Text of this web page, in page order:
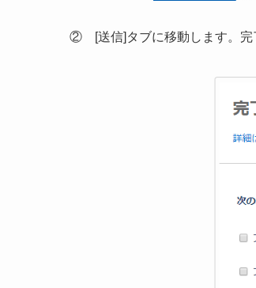
② [送信]タブに移動します。完